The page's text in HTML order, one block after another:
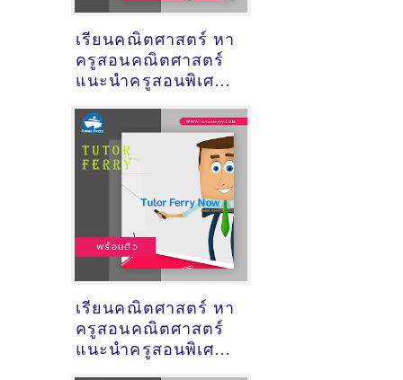
เรียนคณิตศาสตร์ หา
ครูสอนคณิตศาสตร์
แนะนำครูสอนพิเศษ
เรียนคณิตศาสตร์ หา
ครูสอนคณิตศาสตร์
แนะนำครูสอนพิเศษ